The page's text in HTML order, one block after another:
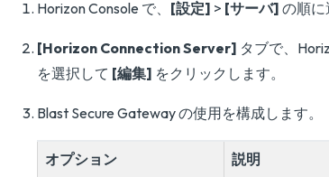
Horizon Console で、 [設定] > [サーバ] の順に
[Horizon Connection Server] タブで、
を選択して [編集] をクリックします。
Blast Secure Gateway の使用を構成します。
オプション 説明